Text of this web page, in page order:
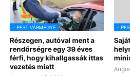
- PEST VÁRMEGYE
Részegen, autóval ment a
rendőrségre egy 39 éves
férfi, hogy kihallgassák ittas
vezetés miatt
-